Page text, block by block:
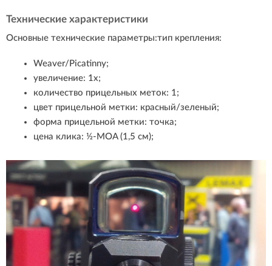
Технические характеристики
Основные технические параметры:тип крепления:
Weaver/Picatinny;
увеличение: 1х;
количество прицельных меток: 1;
цвет прицельной метки: красный/зеленый;
форма прицельной метки: точка;
цена клика: ½-MOA (1,5 см);